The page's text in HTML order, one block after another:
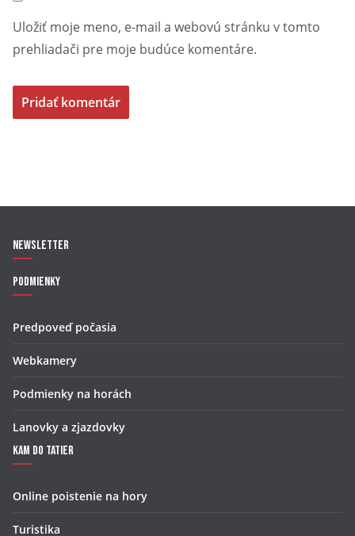
Uložiť moje meno, e-mail a webovú stránku v tomto
prehliadači pre moje budúce komentáre.
Newsletter
Podmienky
Predpoveď počasia
Webkamery
Podmienky na horách
Lanovky a zjazdovky
Kam do Tatier
Online poistenie na hory
Turistika